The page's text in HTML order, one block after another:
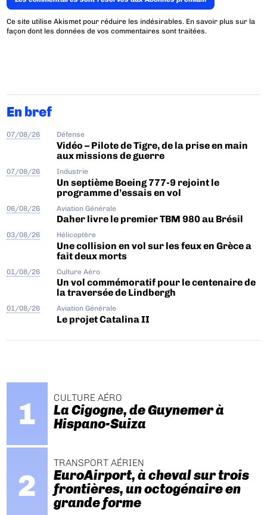
Ce site utilise Akismet pour réduire les indésirables. En savoir plus sur la
façon dont les données de vos commentaires sont traitées.
En bref
07/08/26 Défense
Vidéo – Pilote de Tigre, de la prise en main
aux missions de guerre
07/08/26 Industrie
Un septième Boeing 777-9 rejoint le
programme d’essais en vol
06/08/26 Aviation Générale
Daher livre le premier TBM 980 au Brésil
03/08/26 Hélicoptère
Une collision en vol sur les feux en Grèce a
fait deux morts
01/08/26 Culture Aéro
Un vol commémoratif pour le centenaire de
la traversée de Lindbergh
01/08/26 Aviation Générale
Le projet Catalina II
CULTURE AÉRO
La Cigogne, de Guynemer à
Hispano-Suiza
TRANSPORT AÉRIEN
EuroAirport, à cheval sur trois
frontières, un octogénaire en
grande forme